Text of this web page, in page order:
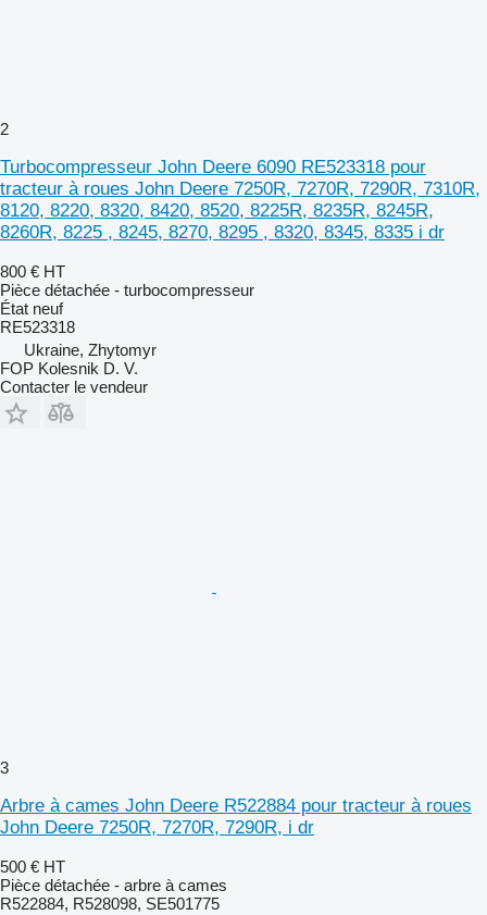
2
Turbocompresseur John Deere 6090 RE523318 pour
tracteur à roues John Deere 7250R, 7270R, 7290R, 7310R,
8120, 8220, 8320, 8420, 8520, 8225R, 8235R, 8245R,
8260R, 8225 , 8245, 8270, 8295 , 8320, 8345, 8335 i dr
800 € HT
Pièce détachée - turbocompresseur
État neuf
RE523318
Ukraine, Zhytomyr
FOP Kolesnik D. V.
Contacter le vendeur
3
Arbre à cames John Deere R522884 pour tracteur à roues
John Deere 7250R, 7270R, 7290R, i dr
500 € HT
Pièce détachée - arbre à cames
R522884, R528098, SE501775